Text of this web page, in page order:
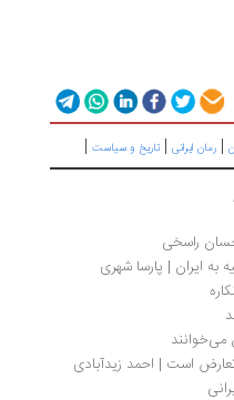
|تاریخ و سیاست |
| پارسا شهری
| احمد زیدآبادی